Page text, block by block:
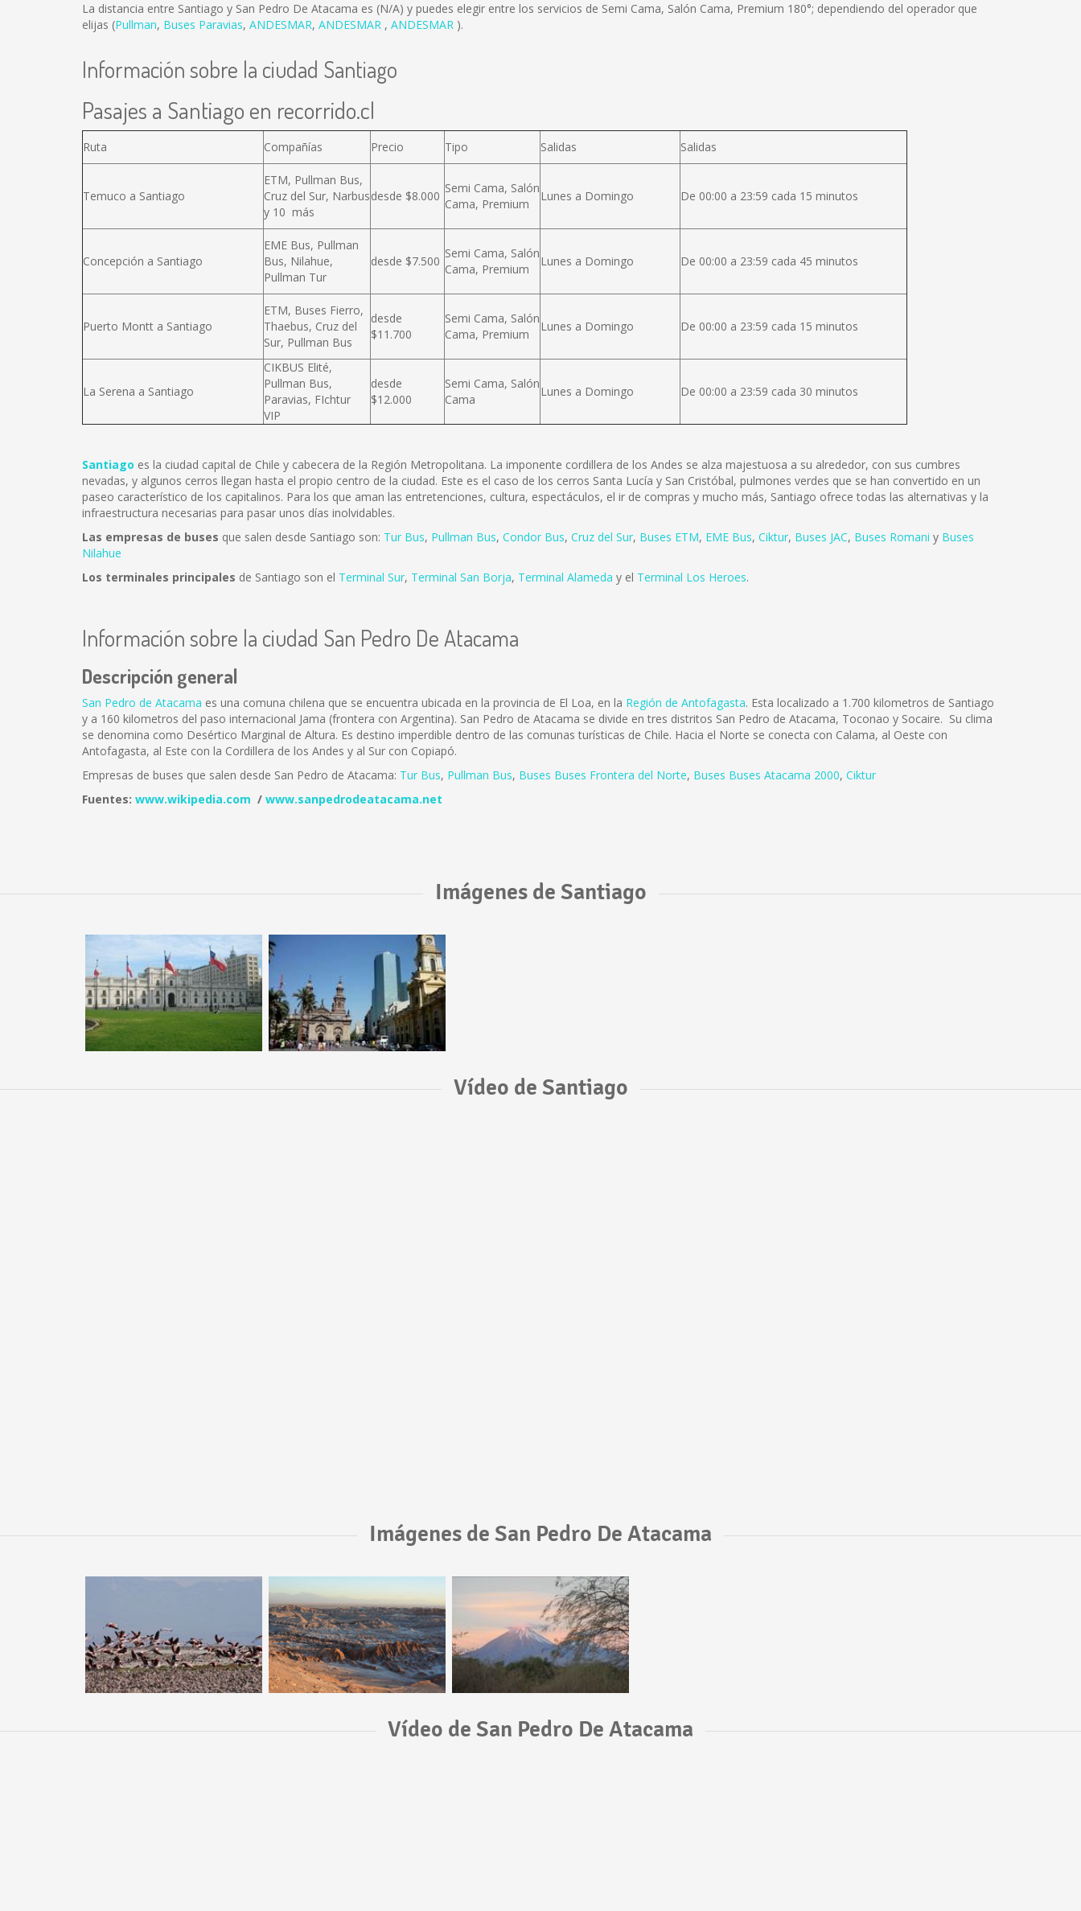
La distancia entre Santiago y San Pedro De Atacama es (N/A) y puedes elegir entre los servicios de Semi Cama, Salón Cama, Premium 180°; dependiendo del operador que
elijas (Pullman, Buses Paravias, ANDESMAR, ANDESMAR , ANDESMAR ).
Información sobre la ciudad Santiago
Pasajes a Santiago en recorrido.cl
Ruta Compañías Precio Tipo Salidas Salidas
Temuco a Santiago
ETM, Pullman Bus,
Cruz del Sur, Narbus
y 10 más
desde $8.000
Semi Cama, Salón
Cama, Premium
Lunes a Domingo De 00:00 a 23:59 cada 15 minutos
Concepción a Santiago
EME Bus, Pullman
Bus, Nilahue,
Pullman Tur
desde $7.500
Semi Cama, Salón
Cama, Premium
Lunes a Domingo De 00:00 a 23:59 cada 45 minutos
Puerto Montt a Santiago
ETM, Buses Fierro,
Thaebus, Cruz del
Sur, Pullman Bus
desde
$11.700
Semi Cama, Salón
Cama, Premium
Lunes a Domingo De 00:00 a 23:59 cada 15 minutos
La Serena a Santiago
CIKBUS Elité,
Pullman Bus,
Paravias, FIchtur
VIP
desde
$12.000
Semi Cama, Salón
Cama
Lunes a Domingo De 00:00 a 23:59 cada 30 minutos
Santiago es la ciudad capital de Chile y cabecera de la Región Metropolitana. La imponente cordillera de los Andes se alza majestuosa a su alrededor, con sus cumbres
nevadas, y algunos cerros llegan hasta el propio centro de la ciudad. Este es el caso de los cerros Santa Lucía y San Cristóbal, pulmones verdes que se han convertido en un
paseo característico de los capitalinos. Para los que aman las entretenciones, cultura, espectáculos, el ir de compras y mucho más, Santiago ofrece todas las alternativas y la
infraestructura necesarias para pasar unos días inolvidables.
Las empresas de buses que salen desde Santiago son: Tur Bus, Pullman Bus, Condor Bus, Cruz del Sur, Buses ETM, EME Bus, Ciktur, Buses JAC, Buses Romani y Buses
Nilahue
Los terminales principales de Santiago son el Terminal Sur, Terminal San Borja, Terminal Alameda y el Terminal Los Heroes.
Información sobre la ciudad San Pedro De Atacama
Descripción general
San Pedro de Atacama es una comuna chilena que se encuentra ubicada en la provincia de El Loa, en la Región de Antofagasta. Esta localizado a 1.700 kilometros de Santiago
y a 160 kilometros del paso internacional Jama (frontera con Argentina). San Pedro de Atacama se divide en tres distritos San Pedro de Atacama, Toconao y Socaire. Su clima
se denomina como Desértico Marginal de Altura. Es destino imperdible dentro de las comunas turísticas de Chile. Hacia el Norte se conecta con Calama, al Oeste con
Antofagasta, al Este con la Cordillera de los Andes y al Sur con Copiapó.
Empresas de buses que salen desde San Pedro de Atacama: Tur Bus, Pullman Bus, Buses Buses Frontera del Norte, Buses Buses Atacama 2000, Ciktur
Fuentes: www.wikipedia.com / www.sanpedrodeatacama.net
Imágenes de Santiago
Vídeo de Santiago
Imágenes de San Pedro De Atacama
Vídeo de San Pedro De Atacama